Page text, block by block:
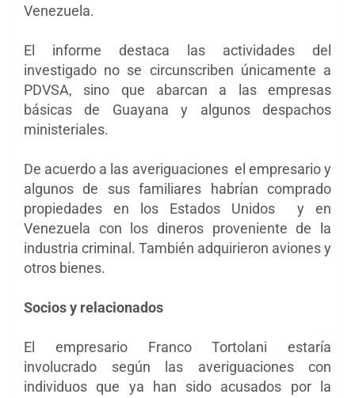
Venezuela.
El informe destaca las actividades del
investigado no se circunscriben únicamente a
PDVSA, sino que abarcan a las empresas
básicas de Guayana y algunos despachos
ministeriales.
De acuerdo a las averiguaciones el empresario y
algunos de sus familiares habrían comprado
propiedades en los Estados Unidos y en
Venezuela con los dineros proveniente de la
industria criminal. También adquirieron aviones y
otros bienes.
Socios y relacionados
El empresario Franco Tortolani estaría
involucrado según las averiguaciones con
individuos que ya han sido acusados por la